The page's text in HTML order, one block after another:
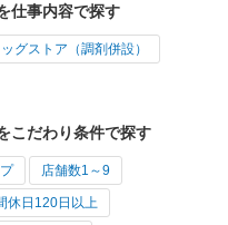
仕事内容で探す
ッグストア（調剤併設）
こだわり条件で探す
店舗数1～9
休日120日以上